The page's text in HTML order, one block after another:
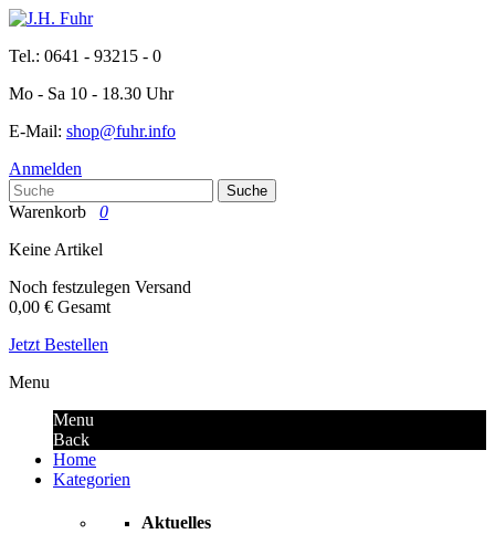
Tel.: 0641 - 93215 - 0
Mo - Sa 10 - 18.30 Uhr
E-Mail: shop@fuhr.info
Anmelden
Suche
Warenkorb
0
Keine Artikel
Noch festzulegen Versand
0,00 € Gesamt
Jetzt Bestellen
Menu
Menu
Back
Home
Kategorien
Aktuelles